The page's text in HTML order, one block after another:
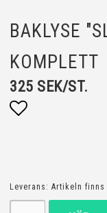
BAKLYSE
KOMPLETT
325 SEK/ST.
Leverans: Artikeln finns